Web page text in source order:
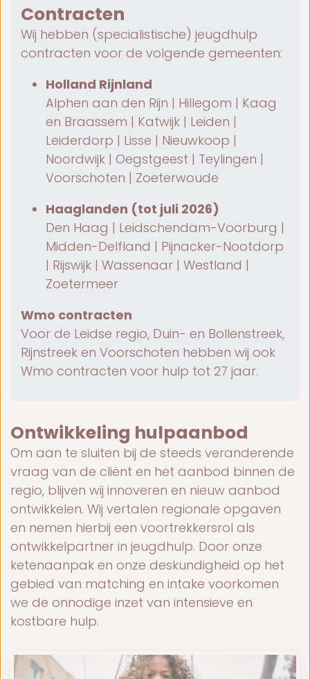
Contracten
Wij hebben (specialistische) jeugdhulp
contracten voor de volgende gemeenten:
Holland Rijnland
Alphen aan den Rijn | Hillegom | Kaag
en Braassem | Katwijk | Leiden |
Leiderdorp | Lisse | Nieuwkoop |
Noordwijk | Oegstgeest | Teylingen |
Voorschoten | Zoeterwoude
Haaglanden (tot juli 2026)
Den Haag | Leidschendam-Voorburg |
Midden-Delfland | Pijnacker-Nootdorp
| Rijswijk | Wassenaar | Westland |
Zoetermeer
Wmo contracten
Voor de Leidse regio, Duin- en Bollenstreek,
Rijnstreek en Voorschoten hebben wij ook
Wmo contracten voor hulp tot 27 jaar.
Ontwikkeling hulpaanbod
Om aan te sluiten bij de steeds veranderende
vraag van de cliënt en het aanbod binnen de
regio, blijven wij innoveren en nieuw aanbod
ontwikkelen. Wij vertalen regionale opgaven
en nemen hierbij een voortrekkersrol als
ontwikkelpartner in jeugdhulp. Door onze
ketenaanpak en onze deskundigheid op het
gebied van matching en intake voorkomen
we de onnodige inzet van intensieve en
kostbare hulp.